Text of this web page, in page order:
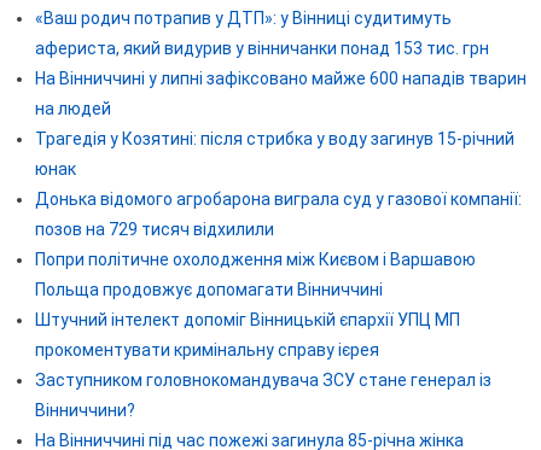
«Ваш родич потрапив у ДТП»: у Вінниці судитимуть
афериста, який видурив у вінничанки понад 153 тис. грн
На Вінниччині у липні зафіксовано майже 600 нападів тварин
на людей
Трагедія у Козятині: після стрибка у воду загинув 15-річний
юнак
Донька відомого агробарона виграла суд у газової компанії:
позов на 729 тисяч відхилили
Попри політичне охолодження між Києвом і Варшавою
Польща продовжує допомагати Вінниччині
Штучний інтелект допоміг Вінницькій єпархії УПЦ МП
прокоментувати кримінальну справу ієрея
Заступником головнокомандувача ЗСУ стане генерал із
Вінниччини?
На Вінниччині під час пожежі загинула 85-річна жінка